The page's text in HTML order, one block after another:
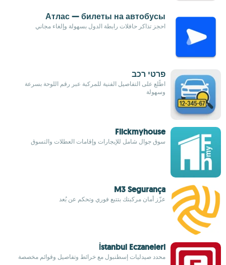
Атлас — билеты на автобусы
احجز تذاكر حافلات رابطة الدول بسهولة وإلغاء مجاني
פרטי רכב
اطّلع على التفاصيل الفنية للمركبة عبر رقم اللوحة بسرعة
وسهولة
Flickmyhouse
سوق جوال شامل للإيجارات وإقامات العطلات والتسوق
M3 Segurança
عزّز أمان مركبتك بتتبع فوري وتحكم عن بُعد
İstanbul Eczaneleri
محدد صيدليات إسطنبول مع خرائط وتفاصيل وقوائم مخصصة